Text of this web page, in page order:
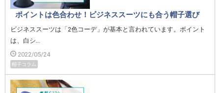
ポイントは色合わせ！ビジネススーツにも合う帽子選び
ビジネススーツは「2色コーデ」が基本と言われています。ポイント
は、白シ…
2022/05/24
帽子コラム